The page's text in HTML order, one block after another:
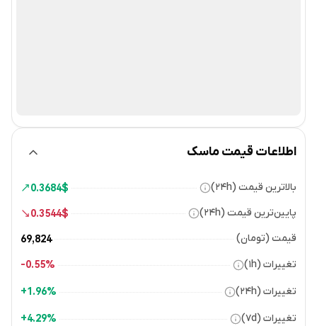
اطلاعات قیمت ماسک
بالاترین قیمت (۲۴h) $
0.3684
پایین‌ترین قیمت (۲۴h) $
0.3544
قیمت (تومان) 69,824
تغییرات (۱h) 0.55%-
تغییرات (۲۴h) 1.96%+
تغییرات (۷d) 4.29%+